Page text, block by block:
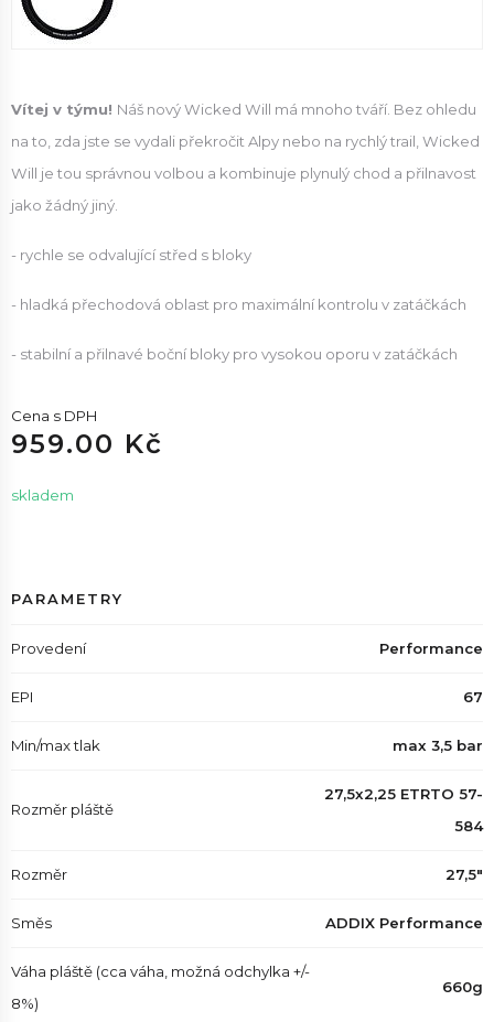
Vítej v týmu! Náš nový Wicked Will má mnoho tváří. Bez ohledu
na to, zda jste se vydali překročit Alpy nebo na rychlý trail, Wicked
Will je tou správnou volbou a kombinuje plynulý chod a přilnavost
jako žádný jiný.
- rychle se odvalující střed s bloky
- hladká přechodová oblast pro maximální kontrolu v zatáčkách
- stabilní a přilnavé boční bloky pro vysokou oporu v zatáčkách
Cena s DPH
959.00 Kč
skladem
PARAMETRY
Provedení Performance
EPI 67
Min/max tlak max 3,5 bar
Rozměr pláště
27,5x2,25 ETRTO 57-
584
Rozměr 27,5"
Směs ADDIX Performance
Váha pláště (cca váha, možná odchylka +/-
8%)
660g